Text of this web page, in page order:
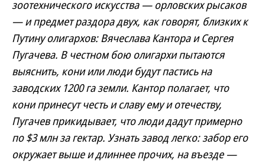
зоотехнического искусства — орловских рысаков
— и предмет раздора двух, как говорят, близких к
Путину олигархов: Вячеслава Кантора и Сергея
Пугачева. В честном бою олигархи пытаются
выяснить, кони или люди будут пастись на
заводских 1200 га земли. Кантор полагает, что
кони принесут честь и славу ему и отечеству,
Пугачев прикидывает, что люди дадут примерно
по $3 млн за гектар. Узнать завод легко: забор его
окружает выше и длиннее прочих, на въезде —